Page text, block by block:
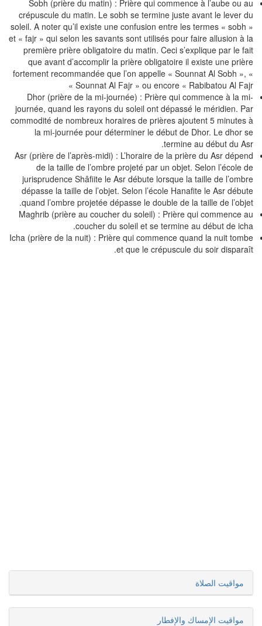
Sobh (prière du matin) : Prière qui commence à l’aube ou
crépuscule du matin. Le sobh se termine juste avant le lever
soleil. A noter qu’il existe une confusion entre les termes «
et « fajr » qui selon les savants sont utilisés pour faire allusion à
première prière obligatoire du matin. Ceci s’explique par le
que avant d’accomplir la prière obligatoire il existe une
fortement recommandée que l’on appelle « Sounnat Al Sobh
Sounnat Al Fajr » ou encore « Rabibatou Al
Dhor (prière de la mi-journée) : Prière qui commence à la
journée, quand les rayons du soleil ont dépassé le méridien.
commodité de nombreux horaires de prières ajoutent 5
la mi-journée pour déterminer le début de Dhor. Le dhor
termine au début du
Asr (prière de l’après-midi) : L’horaire de la prière du Asr
de la taille de l’ombre projeté par un objet. Selon l’école
jurisprudence Shâfiite le Asr débute lorsque la taille de
dépasse la taille de l’objet. Selon l’école Hanafite le Asr
quand l’ombre projetée dépasse le double de la taille de
Maghrib (prière au coucher du soleil) : Prière qui commence
coucher du soleil et se termine au début de
Icha (prière de la nuit) : Prière qui commence quand la nuit
et que le crépuscule du soir
مواقيت الصلاة
مواقيت الإمساك والإفطار